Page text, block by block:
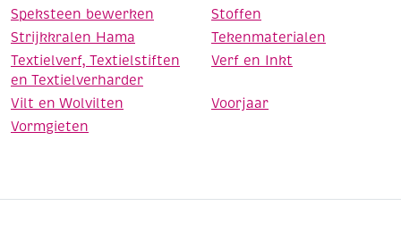
Speksteen bewerken
Stoffen
Strijkkralen Hama
Tekenmaterialen
Textielverf, Textielstiften
en Textielverharder
Verf en Inkt
Vilt en Wolvilten
Voorjaar
Vormgieten